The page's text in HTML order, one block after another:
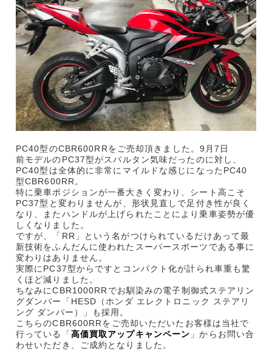
PC40型のCBR600RRをご売却頂きました。9月7日
前モデルのPC37型がスパルタン気味だったのに対し、
PC40型は全体的に非常にマイルドな感じになったPC40
型CBR600RR。
特に乗車ポジションが一番大きく変わり、シート高こそ
PC37型と変わりませんが、形状見直しで足付き性が良く
なり、またハンドルが上げられたことにより乗車姿勢が優
しくなりました。
ですが、「RR」という名がつけられているだけあって最
新技術をふんだんに使われたスーパースポーツである事に
変わりはありません。
実際にPC37型からですとコンパクト化が計られ車重も驚
くほど減りました。
ちなみにCBR1000RRでお馴染みの電子制御式ステアリン
グダンパー「HESD（ホンダ エレクトロニック ステアリ
ング ダンパー）」も採用。
こちらのCBR600RRをご売却いただいたお客様は当社で
行っている「高価買取アップキャンペーン 」からお問い合
わせいただき、ご成約となりました。